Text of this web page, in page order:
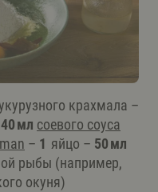
крахмала –
40 мл соевого соуса
– 1 яйцо – 50 мл
рыбы (например,
окуня)